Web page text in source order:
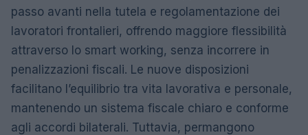
passo avanti nella tutela e regolamentazione dei
lavoratori frontalieri, offrendo maggiore flessibilità
attraverso lo smart working, senza incorrere in
penalizzazioni fiscali. Le nuove disposizioni
facilitano l’equilibrio tra vita lavorativa e personale,
mantenendo un sistema fiscale chiaro e conforme
agli accordi bilaterali. Tuttavia, permangono